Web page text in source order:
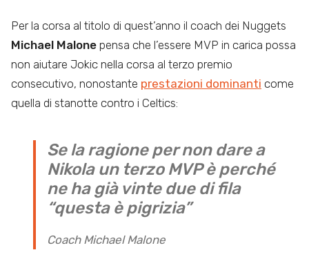
Per la corsa al titolo di quest’anno il coach dei Nuggets
Michael Malone pensa che l’essere MVP in carica possa
non aiutare Jokic nella corsa al terzo premio
consecutivo, nonostante prestazioni dominanti come
quella di stanotte contro i Celtics:
Se la ragione per non dare a
Nikola un terzo MVP è perché
ne ha già vinte due di fila
“questa è pigrizia”
Coach Michael Malone